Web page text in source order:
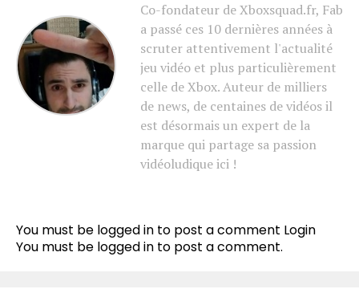
Co-fondateur de Xboxsquad.fr, Fab
a passé ces 10 dernières années à
scruter attentivement l'actualité
jeu vidéo et plus particulièrement
celle de Xbox. Auteur de milliers
de news, de centaines de vidéos il
est désormais un expert de la
marque qui partage sa passion
vidéoludique ici !
You must be logged in to post a comment Login
You must be logged in to post a comment.